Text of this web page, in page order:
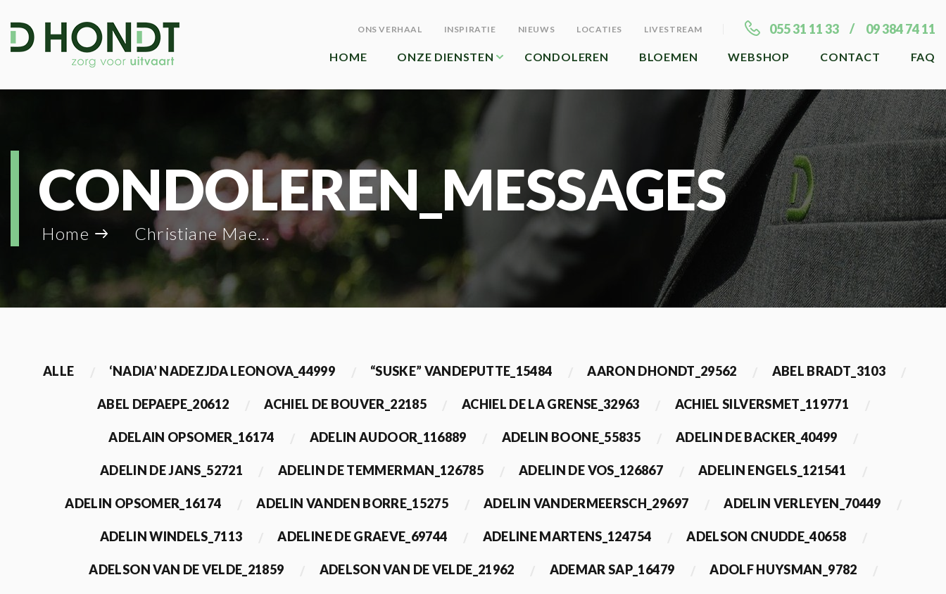
ONS VERHAAL INSPIRATIE NIEUWS LOCATIES LIVESTREAM 055 31 11 33 09 384 74 11
HOME ONZE DIENSTEN CONDOLEREN BLOEMEN WEBSHOP CONTACT FAQ
CONDOLEREN_MESSAGES
Home Christiane Maeyens_19519
ALLE ‘NADIA’ NADEZJDA LEONOVA_44999 “SUSKE” VANDEPUTTE_15484 AARON DHONDT_29562 ABEL BRADT_3103
ABEL DEPAEPE_20612 ACHIEL DE BOUVER_22185 ACHIEL DE LA GRENSE_32963 ACHIEL SILVERSMET_119771
ADELAIN OPSOMER_16174 ADELIN AUDOOR_116889 ADELIN BOONE_55835 ADELIN DE BACKER_40499
ADELIN DE JANS_52721 ADELIN DE TEMMERMAN_126785 ADELIN DE VOS_126867 ADELIN ENGELS_121541
ADELIN OPSOMER_16174 ADELIN VANDEN BORRE_15275 ADELIN VANDERMEERSCH_29697 ADELIN VERLEYEN_70449
ADELIN WINDELS_7113 ADELINE DE GRAEVE_69744 ADELINE MARTENS_124754 ADELSON CNUDDE_40658
ADELSON VAN DE VELDE_21859 ADELSON VAN DE VELDE_21962 ADEMAR SAP_16479 ADOLF HUYSMAN_9782